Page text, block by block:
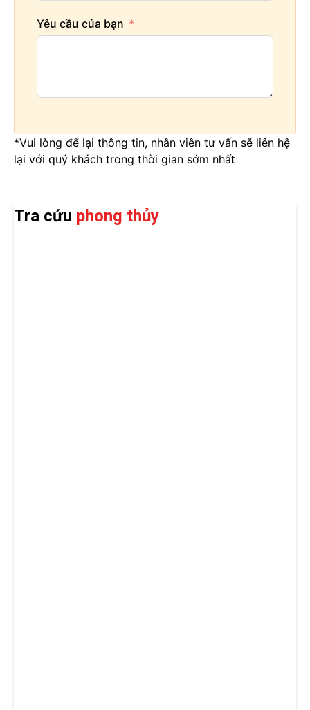
Yêu cầu của bạn
*Vui lòng để lại thông tin, nhân viên tư vấn sẽ liên hệ
lại với quý khách trong thời gian sớm nhất
Tra cứu phong thủy